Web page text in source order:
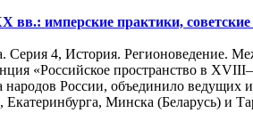
вв.: имперские практики,
Серия 4, История. Регионоведение.
«Российское пространство в
России, объединило ведущих
Минска (Беларусь) и